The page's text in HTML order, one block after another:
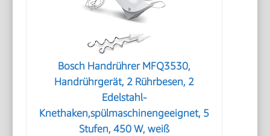
Bosch Handrührer MFQ3530,
Handrührgerät, 2 Rührbesen, 2
Edelstahl-
Knethaken,spülmaschinengeeignet, 5
Stufen, 450 W, weiß